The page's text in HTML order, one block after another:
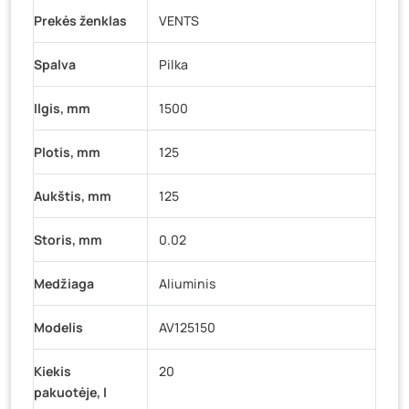
Šaltupės g. 64, Zarasai
Prekės ženklas VENTS
Spalva Pilka
Ilgis, mm 1500
Plotis, mm 125
Aukštis, mm 125
Storis, mm 0.02
Medžiaga Aliuminis
Modelis AV125150
Kiekis
pakuotėje, l
20